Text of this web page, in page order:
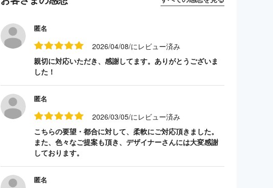
匿名
2026/04/08/にレビュー済み
親切に対応いただき、感謝してます。ありがとうございま
した！
匿名
2026/03/05/にレビュー済み
こちらの要望・都合に対して、柔軟にご対応頂きました。
また、色々なご提案も頂き、デザイナーさんには大変感謝
しております。
匿名